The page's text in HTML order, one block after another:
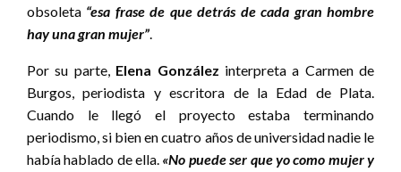
obsoleta “esa frase de que detrás de cada gran hombre
hay una gran mujer”.
Por su parte, Elena González interpreta a Carmen de
Burgos, periodista y escritora de la Edad de Plata.
Cuando le llegó el proyecto estaba terminando
periodismo, si bien en cuatro años de universidad nadie le
había hablado de ella. «No puede ser que yo como mujer y